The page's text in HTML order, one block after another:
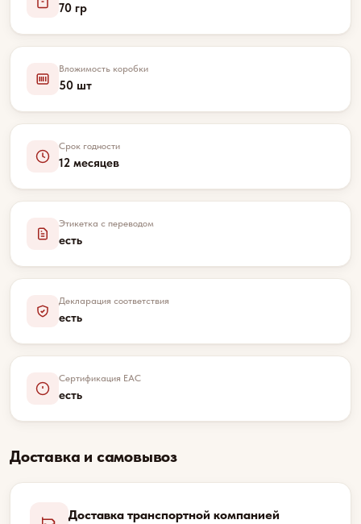
70 гр
Вложимость коробки
50 шт
Срок годности
12 месяцев
Этикетка с переводом
есть
Декларация соответствия
есть
Сертификация EAC
есть
Доставка и самовывоз
Доставка транспортной компанией